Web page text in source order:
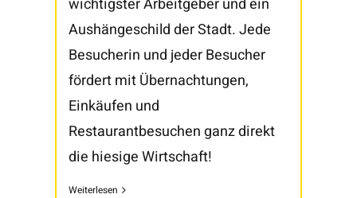
Aushängeschild der Stadt. Jede
Besucherin und jeder Besucher
fördert mit Übernachtungen,
Einkäufen und
Restaurantbesuchen ganz direkt
die hiesige Wirtschaft!
Weiterlesen